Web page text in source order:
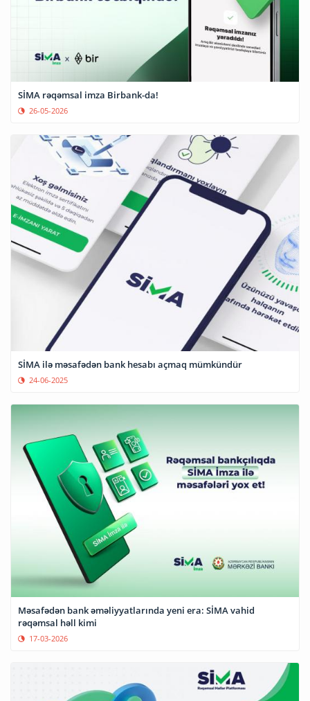
SİMA rəqəmsal imza Birbank-da!
26-05-2026
SİMA ilə məsafədən bank hesabı açmaq mümkündür
24-06-2025
Məsafədən bank əməliyyatlarında yeni era: SİMA vahid
rəqəmsal həll kimi
17-03-2026